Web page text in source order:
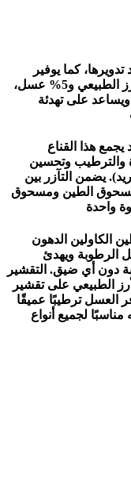
كما يوفير
فوائد قوية للبشرة. غني بمسحوق قشور الأرز الطبيعي و5% عسل،
على تهدئة
يجمع هذا القناع
والترطيب وتحسين
يضمن التآزر بين
الطين ومسحوق
الكاولين الدهون
الرطوبة ويهدئ
دون أي ضيق. التقشير
الطبيعي على تقشير
العسل ترطيبًا عميقًا
لجميع أنواع